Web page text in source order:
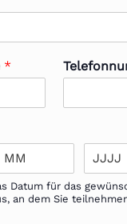
*
Datum für das
an dem Sie